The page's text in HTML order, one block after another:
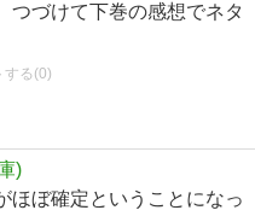
つづけて下巻の感想でネタ
する(0)
)
ほぼ確定ということになっ